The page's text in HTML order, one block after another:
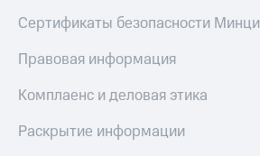
Сертификаты безопасности
Правовая информация
Комплаенс и деловая этика
Раскрытие информации